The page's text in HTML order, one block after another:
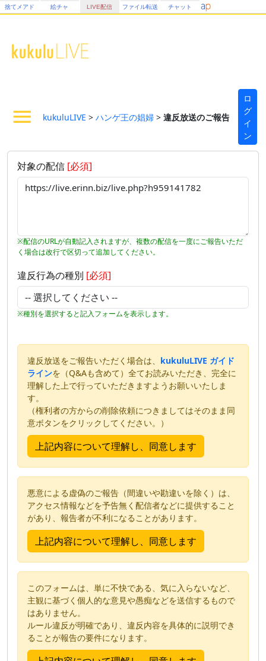
捨てメアド 絵チャ LIVE配信 ファイル転送 チャット
kukuluLIVE > ハンゲ王の娼婦 > 違反放送のご報告フォーム
ロ
グ
イ
ン
対象の配信 [必須]
※配信のURLが自動記入されますが、複数の配信を一度にご報告いただ
く場合は改行で区切って追加してください。
違反行為の種別 [必須]
※種別を選択すると記入フォームを表示します。
違反放送をご報告いただく場合は、 kukuluLIVE ガイド
ラインを（Q&Aも含めて）全てお読みいただき、完全に
理解した上で行っていただきますようお願いいたしま
す。
（権利者の方からの削除依頼につきましてはそのまま同
意ボタンをクリックしてください。）
悪意による虚偽のご報告（間違いや勘違いを除く）は、
アクセス情報などを予告無く配信者などに提供すること
があり、報告者が不利になることがあります。
このフォームは、単に不快である、気に入らないなど、
主観に基づく個人的な意見や愚痴などを送信するもので
はありません。
ルール違反が明確であり、違反内容を具体的に説明でき
ることが報告の要件になります。